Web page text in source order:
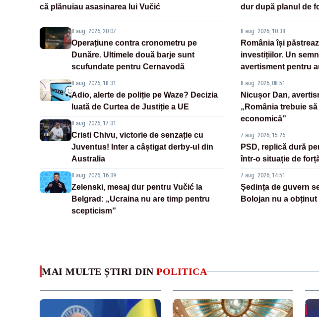
că plănuiau asasinarea lui Vučić
8 aug. 2026, 20:07
Operațiune contra cronometru pe
Dunăre. Ultimele două barje sunt
scufundate pentru Cernavodă
8 aug. 2026, 18:31
Adio, alerte de poliție pe Waze? Decizia
luată de Curtea de Justiție a UE
8 aug. 2026, 17:31
Cristi Chivu, victorie de senzație cu
Juventus! Inter a câștigat derby-ul din
Australia
8 aug. 2026, 16:39
Zelenski, mesaj dur pentru Vučić la
Belgrad: „Ucraina nu are timp pentru
scepticism”
dur după planul de
8 aug. 2026, 10:38
România își
investițiilor. Un
avertisment pentru
8 aug. 2026, 08:51
Nicușor Dan,
„România trebuie
economică”
7 aug. 2026, 15:26
PSD, replică dură
într-o situație de
7 aug. 2026, 14:51
Ședința de guvern
Bolojan nu a obținut
MAI MULTE ȘTIRI DIN POLITICA